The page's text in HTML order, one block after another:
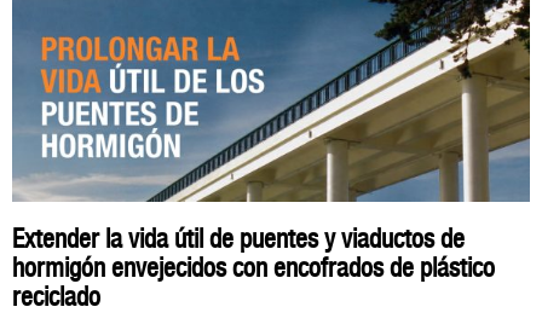
Extender la vida útil de puentes y viaductos de
hormigón envejecidos con encofrados de plástico
reciclado